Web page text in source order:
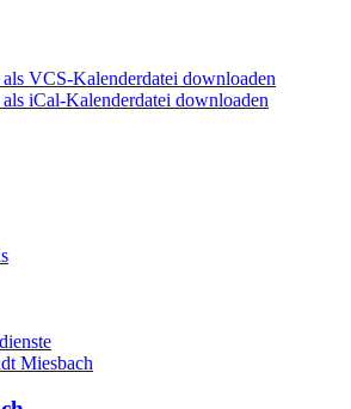
VCS-Kalenderdatei downloaden
iCal-Kalenderdatei downloaden
Miesbach